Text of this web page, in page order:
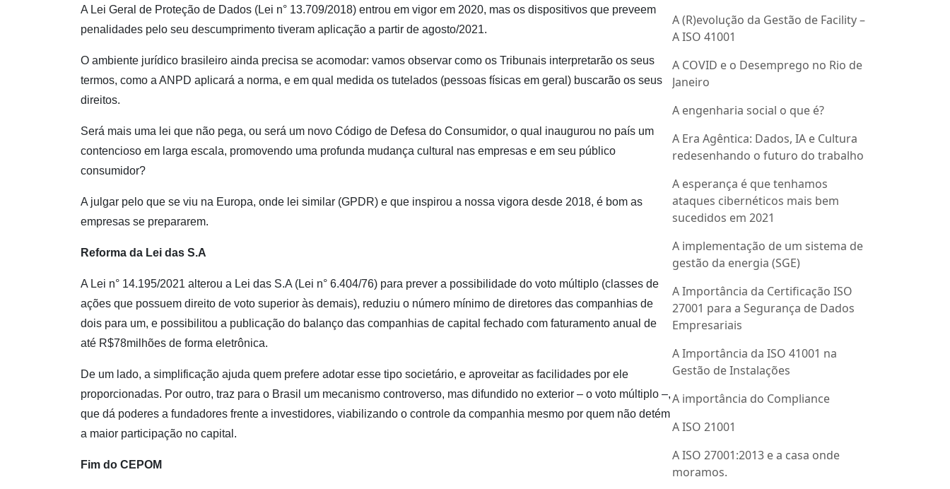
A Lei Geral de Proteção de Dados (Lei n° 13.709/2018) entrou em vigor em 2020, mas os dispositivos que preveem
penalidades pelo seu descumprimento tiveram aplicação a partir de agosto/2021.
O ambiente jurídico brasileiro ainda precisa se acomodar: vamos observar como os Tribunais interpretarão os seus
termos, como a ANPD aplicará a norma, e em qual medida os tutelados (pessoas físicas em geral) buscarão os seus
direitos.
Será mais uma lei que não pega, ou será um novo Código de Defesa do Consumidor, o qual inaugurou no país um
contencioso em larga escala, promovendo uma profunda mudança cultural nas empresas e em seu público
consumidor?
A julgar pelo que se viu na Europa, onde lei similar (GPDR) e que inspirou a nossa vigora desde 2018, é bom as
empresas se prepararem.
Reforma da Lei das S.A
A Lei n° 14.195/2021 alterou a Lei das S.A (Lei n° 6.404/76) para prever a possibilidade do voto múltiplo (classes de
ações que possuem direito de voto superior às demais), reduziu o número mínimo de diretores das companhias de
dois para um, e possibilitou a publicação do balanço das companhias de capital fechado com faturamento anual de
até R$78milhões de forma eletrônica.
De um lado, a simplificação ajuda quem prefere adotar esse tipo societário, e aproveitar as facilidades por ele
proporcionadas. Por outro, traz para o Brasil um mecanismo controverso, mas difundido no exterior – o voto múltiplo –,
que dá poderes a fundadores frente a investidores, viabilizando o controle da companhia mesmo por quem não detém
a maior participação no capital.
Fim do CEPOM
A (R)evolução da Gestão de Facility –
A ISO 41001
A COVID e o Desemprego no Rio de
Janeiro
A engenharia social o que é?
A Era Agêntica: Dados, IA e Cultura
redesenhando o futuro do trabalho
A esperança é que tenhamos
ataques cibernéticos mais bem
sucedidos em 2021
A implementação de um sistema de
gestão da energia (SGE)
A Importância da Certificação ISO
27001 para a Segurança de Dados
Empresariais
A Importância da ISO 41001 na
Gestão de Instalações
A importância do Compliance
A ISO 21001
A ISO 27001:2013 e a casa onde
moramos.